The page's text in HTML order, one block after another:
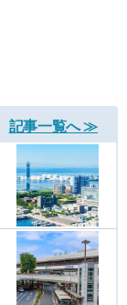
記事一覧へ ≫